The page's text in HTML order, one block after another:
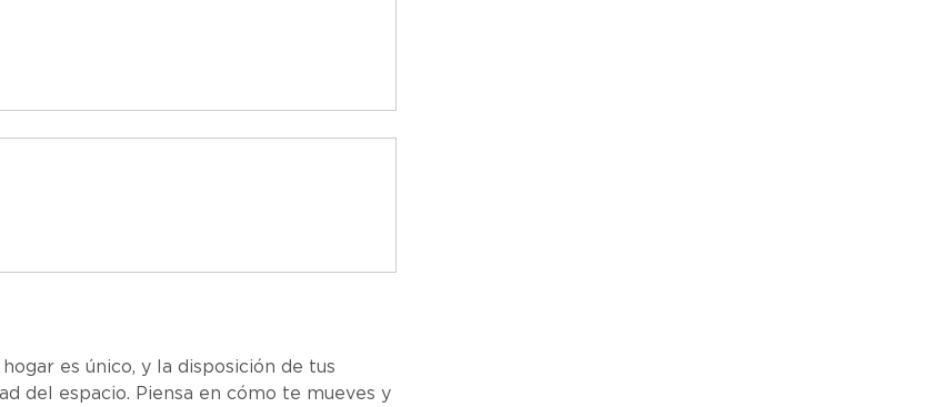
hogar es único, y la disposición de tus
del espacio. Piensa en cómo te mueves y